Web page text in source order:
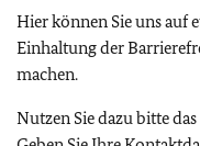
Hier können Sie uns auf
Einhaltung der
machen.
Nutzen Sie dazu bitte das